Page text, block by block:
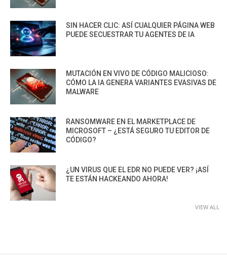
SIN HACER CLIC: ASÍ CUALQUIER PÁGINA WEB
PUEDE SECUESTRAR TU AGENTES DE IA
MUTACIÓN EN VIVO DE CÓDIGO MALICIOSO:
CÓMO LA IA GENERA VARIANTES EVASIVAS DE
MALWARE
RANSOMWARE EN EL MARKETPLACE DE
MICROSOFT – ¿ESTÁ SEGURO TU EDITOR DE
CÓDIGO?
¿UN VIRUS QUE EL EDR NO PUEDE VER? ¡ASÍ
TE ESTÁN HACKEANDO AHORA!
VIEW ALL